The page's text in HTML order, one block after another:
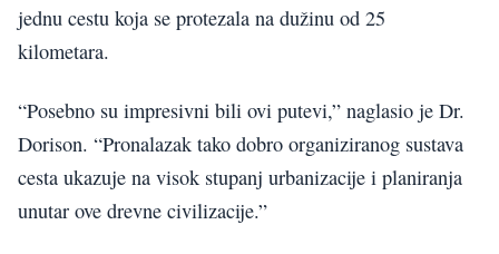
jednu cestu koja se protezala na dužinu od 25
kilometara.
“Posebno su impresivni bili ovi putevi,” naglasio je Dr.
Dorison. “Pronalazak tako dobro organiziranog sustava
cesta ukazuje na visok stupanj urbanizacije i planiranja
unutar ove drevne civilizacije.”